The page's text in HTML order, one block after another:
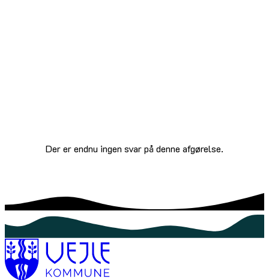
Der er endnu ingen svar på denne afgørelse.